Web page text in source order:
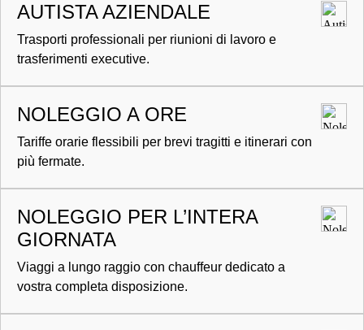
AUTISTA AZIENDALE
Trasporti professionali per riunioni di lavoro e
trasferimenti executive.
NOLEGGIO A ORE
Tariffe orarie flessibili per brevi tragitti e itinerari con
più fermate.
NOLEGGIO PER L’INTERA
GIORNATA
Viaggi a lungo raggio con chauffeur dedicato a
vostra completa disposizione.